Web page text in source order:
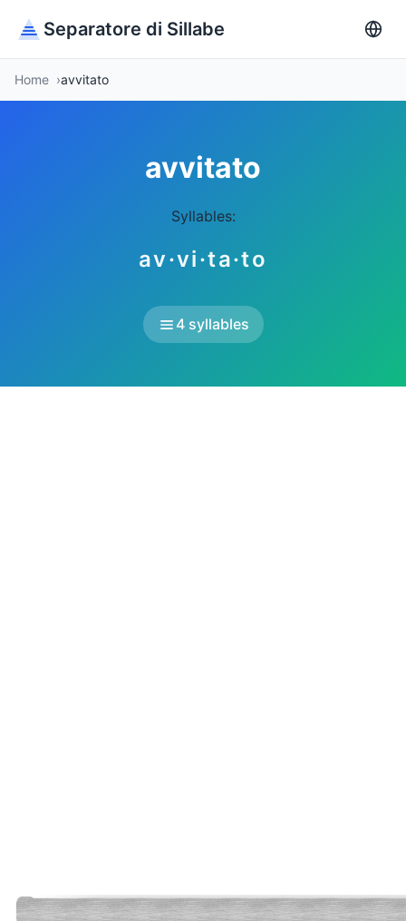
Separatore di Sillabe
Home avvitato
avvitato
Syllables:
av·vi·ta·to
4 syllables